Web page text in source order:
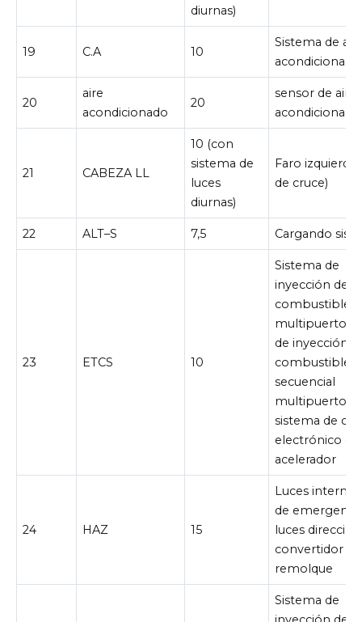
diurnas)
19 C.A 10
Sistema de
acondicionado
20
aire
acondicionado
20
sensor de aire
acondicionado
21 CABEZA LL
10 (con
sistema de
luces
diurnas)
Faro izquierdo
de cruce)
22 ALT–S 7,5 Cargando
23 ETCS 10
Sistema de
inyección de
combustible
multipuerto/
de inyección
combustible
secuencial
multipuerto,
sistema de
electrónico
acelerador
24 HAZ 15
Luces
de
luces
convertidor de
remolque
Sistema de